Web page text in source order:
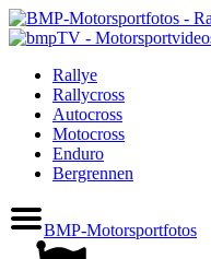
Rallye
Rallycross
Autocross
Motocross
Enduro
Bergrennen
BMP-Motorsportfotos